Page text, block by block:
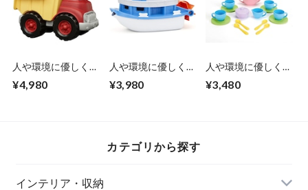
ル 日本製 予備糸付
き 日本けん玉協会
認定
者向けモデル 日本
製 予備糸付き 日本
けん玉協会認定
向けモデル 日本製
予備糸付き 日本け
ん玉協会認定
人や環境に優しくお
プトラックのおもち
¥4,980
人や環境に優しくお
ルボートのおもちゃ
の知育玩具 Green
¥3,980
人や環境に優しくお
ーセットのおもちゃ
¥3,480
カテゴリから探す
インテリア・収納